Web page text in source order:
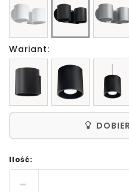
Wariant:
Ilość: